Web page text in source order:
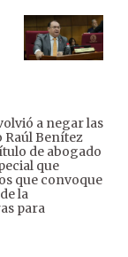
a negar las
Raúl Benítez
de abogado
que
que convoque
la
para